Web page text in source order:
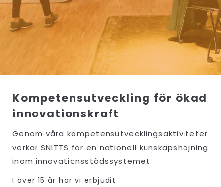
Kompetensutveckling för ökad
innovationskraft
Genom våra kompetensutvecklingsaktiviteter
verkar SNITTS för en nationell kunskapshöjning
inom innovationsstödssystemet.
I över 15 år har vi erbjudit